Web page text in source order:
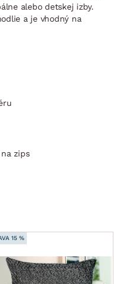
alebo detskej izby.
a je vhodný na
zips
15 %